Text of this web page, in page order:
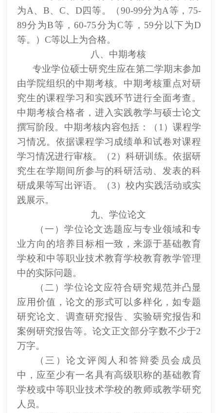
为A、B、C、D四等。（90-99分为A等，75-
89分为B等，60-75分为C等，59分以下为D
等。）C等以上为合格。
八、中期考核
专业学位硕士研究生应在第二学期末参加
由学院组织的中期考核。中期考核重点对研
究生的课程学习和实践环节进行全面考查。
中期考核合格者，进入实践教学与硕士论文
撰写阶段。中期考核内容包括：（ 1）课程学
习情况。依据课程学习成绩单和试卷对课程
学习情况进行审核。（2）科研训练。依据研
究生在学期间所参与的科研活动、发表的科
研成果等写出评语。（3）校内实践活动或实
践展示。
九、学位论文
（一）学位论文选题应与专业领域和专
业方向的培养目标相一致，来源于基础教育
学校和中等职业技术教育学校教育教学管理
中的实际问题。
（二）学位论文应符合研究规范并凸显
应用价值，论文的形式可以多样化，如专题
研究论文、调查研究报告、实验研究报告和
案例研究报告等。论文正文部分字数不少于2
万字。
（三）论文评阅人和答辩委员会成员
中，应至少有一名具有高级职称的基础教育
学校或中等职业技术学校的教师或教学研究
人员。